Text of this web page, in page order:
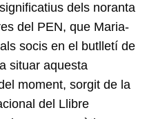
dels noranta
del PEN, que Maria-
socis en el butlletí de
situar aquesta
moment, sorgit de la
del Llibre